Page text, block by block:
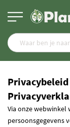
Privacybeleid
Via onze webwinkel
persoonsgegevens